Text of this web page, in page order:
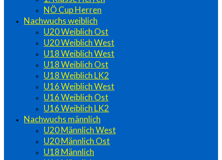
NÖ Cup Herren
Nachwuchs weiblich
U20 Weiblich Ost
U20 Weiblich West
U18 Weiblich West
U18 Weiblich Ost
U18 Weiblich LK2
U16 Weiblich West
U16 Weiblich Ost
U16 Weiblich LK2
Nachwuchs männlich
U20 Männlich West
U20 Männlich Ost
U18 Männlich